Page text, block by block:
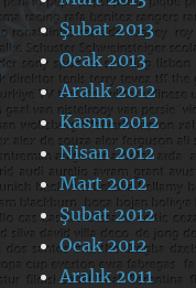
Şubat 2013
Ocak 2013
Aralık 2012
Kasım 2012
Nisan 2012
Mart 2012
Şubat 2012
Ocak 2012
Aralık 2011